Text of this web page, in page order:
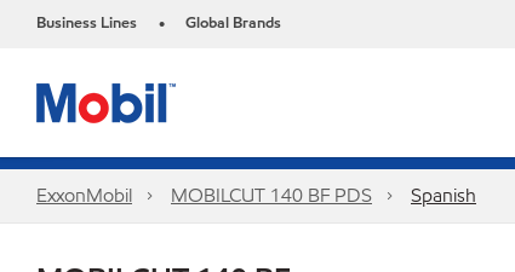
Business Lines • Global Brands
ExxonMobil MOBILCUT 140 BF PDS Spanish